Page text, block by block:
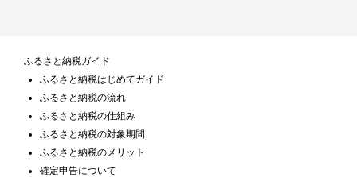
ふるさと納税ガイド
ふるさと納税はじめてガイド
ふるさと納税の流れ
ふるさと納税の仕組み
ふるさと納税の対象期間
ふるさと納税のメリット
確定申告について